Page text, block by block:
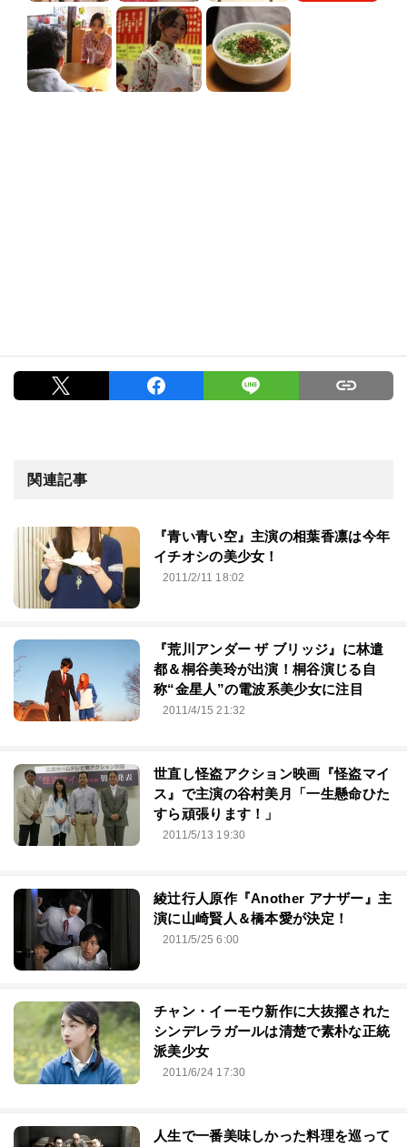
関連記事
『青い青い空』主演の相葉香凛は今年
イチオシの美少女！
2011/2/11 18:02
『荒川アンダー ザ ブリッジ』に林遣
都＆桐谷美玲が出演！桐谷演じる自
称“金星人”の電波系美少女に注目
2011/4/15 21:32
世直し怪盗アクション映画『怪盗マイ
ス』で主演の谷村美月「一生懸命ひた
すら頑張ります！」
2011/5/13 19:30
綾辻行人原作『Another アナザー』主
演に山崎賢人＆橋本愛が決定！
2011/5/25 6:00
チャン・イーモウ新作に大抜擢された
シンデレラガールは清楚で素朴な正統
派美少女
2011/6/24 17:30
人生で一番美味しかった料理を巡って